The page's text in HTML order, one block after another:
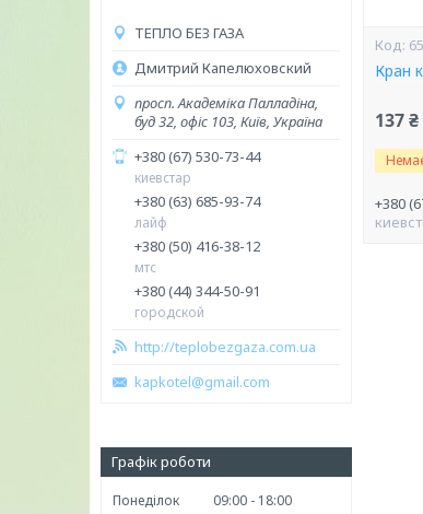
ТЕПЛО БЕЗ ГАЗА
Дмитрий Капелюховский
просп. Академіка Палладіна,
буд 32, офіс 103, Київ, Україна
+380 (67) 530-73-44
киевстар
+380 (63) 685-93-74
лайф
+380 (50) 416-38-12
мтс
+380 (44) 344-50-91
городской
http://teplobezgaza.com.ua
kapkotel@gmail.com
Графік роботи
Понеділок 09:00
18:00
Кран
137 ₴
+380